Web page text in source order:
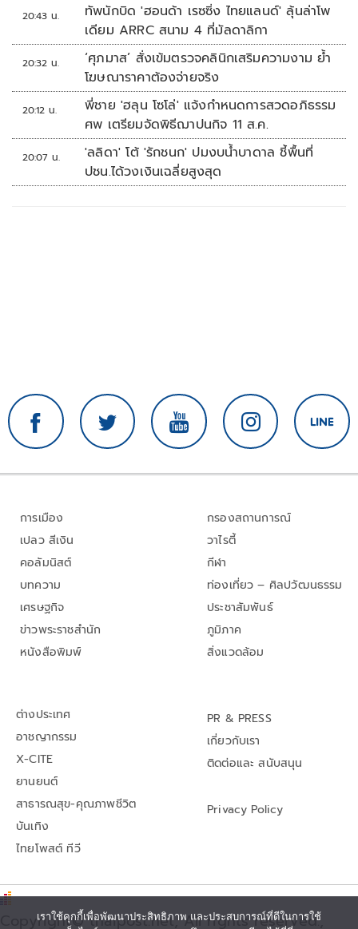
20:43 น.
ทัพนักบิด 'ฮอนด้า เรซซิ่ง ไทยแลนด์' ลุ้นล่าโพ
เดียม ARRC สนาม 4 ที่มัลดาลิกา
20:32 น.
‘ศุภมาส’ สั่งเข้มตรวจคลินิกเสริมความงาม ย้ำ
โฆษณาราคาต้องจ่ายจริง
20:12 น.
พี่ชาย 'ฮลุน โซโล่' แจ้งกำหนดการสวดอภิธรรม
ศพ เตรียมจัดพิธีฌาปนกิจ 11 ส.ค.
20:07 น.
'ลลิดา' โต้ 'รักชนก' ปมงบน้ำบาดาล ชี้พื้นที่
ปชน.ได้วงเงินเฉลี่ยสูงสุด
การเมือง
เปลว สีเงิน
คอลัมนิสต์
บทความ
เศรษฐกิจ
ข่าวพระราชสำนัก
หนังสือพิมพ์
กรองสถานการณ์
วาไรตี้
กีฬา
ท่องเที่ยว – ศิลปวัฒนธรรม
ประชาสัมพันธ์
ภูมิภาค
สิ่งแวดล้อม
ต่างประเทศ
อาชญากรรม
X-CITE
ยานยนต์
สาธารณสุข-คุณภาพชีวิต
บันเทิง
ไทยโพสต์ ทีวี
PR & PRESS
เกี่ยวกับเรา
ติดต่อและ สนับสนุน
Privacy Policy
Copyright© thaipost.net, All rights reserved.,
เราใช้คุกกี้เพื่อพัฒนาประสิทธิภาพ และประสบการณ์ที่ดีในการใช้